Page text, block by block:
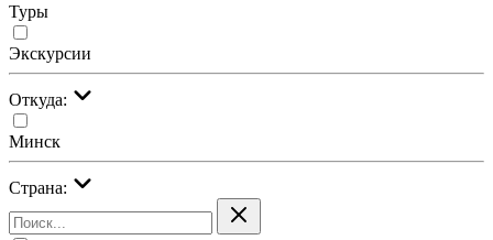
Туры
Экскурсии
Откуда:
Минск
Страна: